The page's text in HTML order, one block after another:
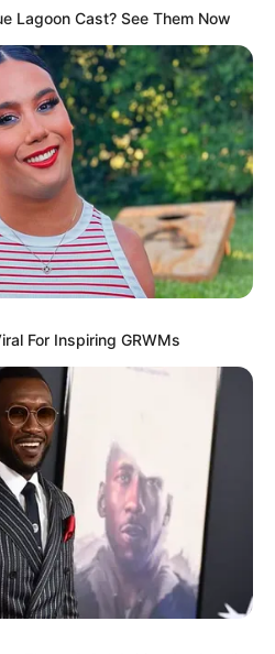
memiliki bentuk
13 kg dengan kulit tipis
Lagoon Cast? See Them Now
For Inspiring GRWMs